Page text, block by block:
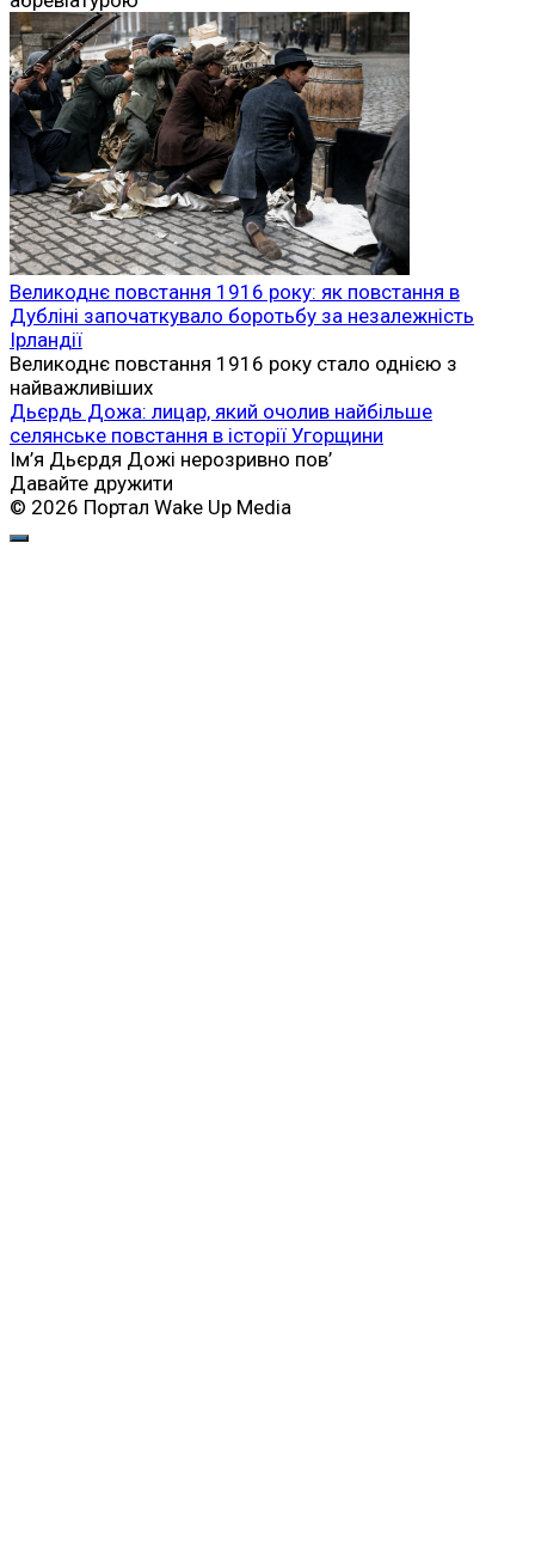
Великоднє повстання 1916 року: як повстання в
Дубліні започаткувало боротьбу за незалежність
Ірландії
Великоднє повстання 1916 року стало однією з
найважливіших
Дьєрдь Дожа: лицар, який очолив найбільше
селянське повстання в історії Угорщини
Ім’я Дьєрдя Дожі нерозривно пов’
Давайте дружити
© 2026 Портал Wake Up Media